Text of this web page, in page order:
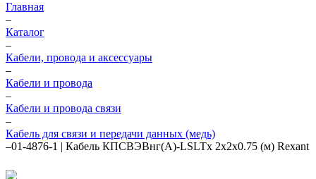
Главная
–
Каталог
–
Кабели, провода и аксессуары
–
Кабели и провода
–
Кабели и провода связи
–
Кабель для связи и передачи данных (медь)
–01-4876-1 | Кабель КПСВЭВнг(А)-LSLTx 2х2х0.75 (м) Rexant